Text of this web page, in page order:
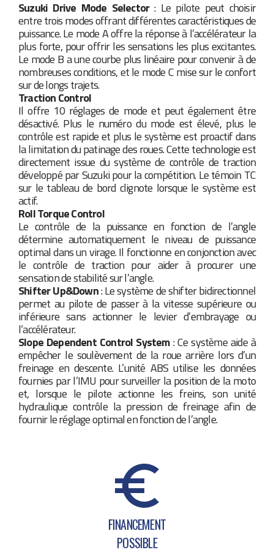
Suzuki Drive Mode Selector: Le pilote peut choisir
entre trois modes offrant différentes caractéristiques de
puissance. Le mode A offre la réponse à l’accélérateur la
plus forte, pour offrir les sensations les plus excitantes.
Le mode B a une courbe plus linéaire pour convenir à de
nombreuses conditions, et le mode C mise sur le confort
sur de longs trajets.
Traction Control
Il offre 10 réglages de mode et peut également être
désactivé. Plus le numéro du mode est élevé, plus le
contrôle est rapide et plus le système est proactif dans
la limitation du patinage des roues. Cette technologie est
directement issue du système de contrôle de traction
développé par Suzuki pour la compétition. Le témoin TC
sur le tableau de bord clignote lorsque le système est
actif.
Roll Torque Control
Le contrôle de la puissance en fonction de l’angle
détermine automatiquement le niveau de puissance
optimal dans un virage. Il fonctionne en conjonction avec
le contrôle de traction pour aider à procurer une
sensation de stabilité sur l’angle.
Shifter Up&Down: Le système de shifter bidirectionnel
permet au pilote de passer à la vitesse supérieure ou
inférieure sans actionner le levier d’embrayage ou
l’accélérateur.
Slope Dependent Control System: Ce système aide à
empêcher le soulèvement de la roue arrière lors d’un
freinage en descente. L’unité ABS utilise les données
fournies par l’IMU pour surveiller la position de la moto
et, lorsque le pilote actionne les freins, son unité
hydraulique contrôle la pression de freinage afin de
fournir le réglage optimal en fonction de l’angle.
FINANCEMENT
POSSIBLE